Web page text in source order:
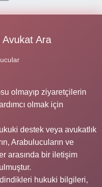
Ara
olmayıp ziyaretçilerin
olmak için
destek veya avukatlık
Arabulucuların ve
arasında bir iletişim
hukuki bilgileri,